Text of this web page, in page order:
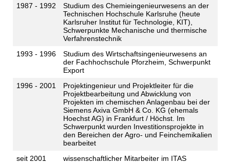
1987 - 1992
Studium des Chemieingenieurwesens an der
Technischen Hochschule Karlsruhe (heute
Karlsruher Institut für Technologie, KIT),
Schwerpunkte Mechanische und thermische
Verfahrenstechnik
1993 - 1996
Studium des Wirtschaftsingenieurwesens an
der Fachhochschule Pforzheim, Schwerpunkt
Export
1996 - 2001
Projektingenieur und Projektleiter für die
Projektbearbeitung und Abwicklung von
Projekten im chemischen Anlagenbau bei der
Siemens Axiva GmbH & Co. KG (ehemals
Hoechst AG) in Frankfurt / Höchst. Im
Schwerpunkt wurden Investitionsprojekte in
den Bereichen der Agro- und Feinchemikalien
bearbeitet
seit 2001
wissenschaftlicher Mitarbeiter im ITAS